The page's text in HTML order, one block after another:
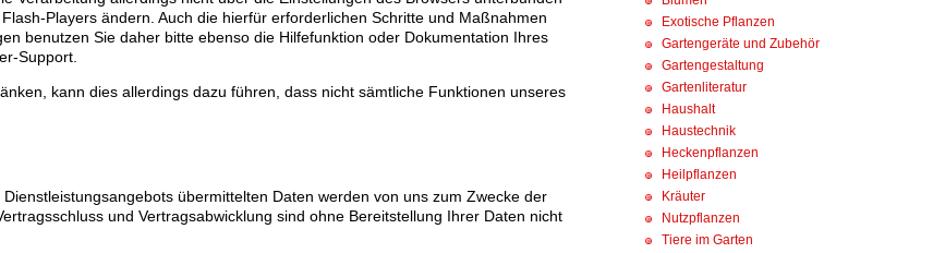
Players ändern. Auch die hierfür erforderlichen Schritte und Maßnahmen
benutzen Sie daher bitte ebenso die Hilfefunktion oder Dokumentation Ihres
Support.
kann dies allerdings dazu führen, dass nicht sämtliche Funktionen unseres
übermittelten Daten werden von uns zum Zwecke der
und Vertragsabwicklung sind ohne Bereitstellung Ihrer Daten nicht
Exotische Pflanzen
Gartengeräte und Zubehör
Gartengestaltung
Gartenliteratur
Haushalt
Haustechnik
Heckenpflanzen
Heilpflanzen
Kräuter
Nutzpflanzen
Tiere im Garten